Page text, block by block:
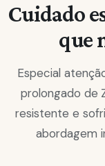
Cuidado
que
Especial
prolongado de
resistente e
abordagem